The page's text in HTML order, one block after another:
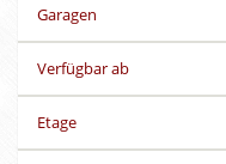
Garagen
Verfügbar ab
Etage